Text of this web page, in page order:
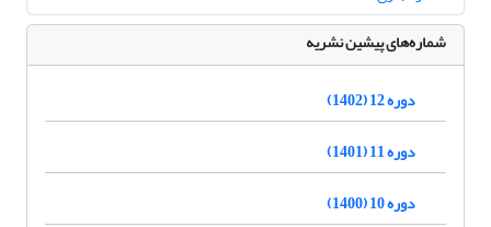
شماره‌های پیشین نشریه
دوره 12 (1402)
دوره 11 (1401)
دوره 10 (1400)